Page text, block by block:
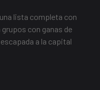
lista completa con
con ganas de
a la capital